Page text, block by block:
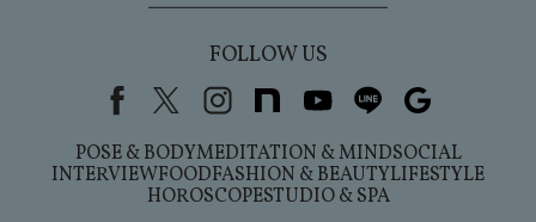
FOLLOW US
FacebookX（旧Twitter）
instagram
note youtubeline
POSE & BODYMEDITATION & MINDSOCIAL
INTERVIEWFOODFASHION & BEAUTYLIFESTYLE
HOROSCOPESTUDIO & SPA